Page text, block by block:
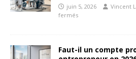
juin 5, 2026 Vincent
fermés
Faut-il un compte